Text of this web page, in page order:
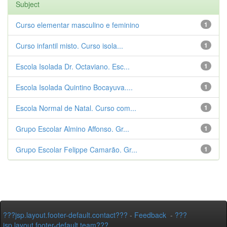
Subject
1
Curso elementar masculino e feminino
1
Curso infantil misto. Curso isola...
1
Escola Isolada Dr. Octaviano. Esc...
1
Escola Isolada Quintino Bocayuva....
1
Escola Normal de Natal. Curso com...
1
Grupo Escolar Almino Affonso. Gr...
1
Grupo Escolar Felippe Camarão. Gr...
???jsp.layout.footer-default.contact??? - Feedback - ???
jsp.layout.footer-default.team???